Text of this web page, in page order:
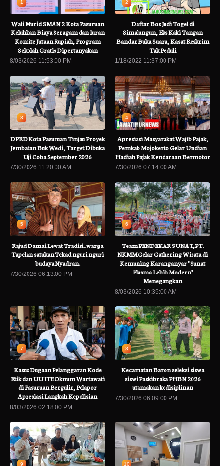
1
Wali Murid SMAN 2 Kota Pasuruan
Keluhkan Biaya Seragam dan Iuran
Komite Jutaan Rupiah, Program
Sekolah Gratis Dipertanyakan
8/03/2026 11:53:00 PM
2
Daftar Bos Judi Togel di
Simalungun, Eks Kaki Tangan
Bandar Buka Suara, Kasat Reskrim
Tak Peduli
1/18/2022 11:37:00 PM
3
DPRD Kota Pasuruan Tinjau Proyek
Jembatan Buk Wedi, Target Dibuka
Uji Coba September 2026
7/30/2026 11:20:00 AM
4
Apresiasi Masyarakat Wajib Pajak,
Pemkab Mojokerto Gelar Undian
Hadiah Pajak Kendaraan Bermotor
7/30/2026 07:14:00 AM
5
Rajud Damai Lewat Tradisi..warga
Tapelan satukan Tekad nguri nguri
budaya Nyadran.
7/30/2026 06:13:00 PM
6
Team PENDEKAR SUNAT,PT.
NKMM Gelar Gathering Wisata di
Kemuning Karanganyar " Sunat
Plasma Lebih Modern"
Menegangkan
8/03/2026 10:35:00 AM
7
Kasus Dugaan Pelanggaran Kode
Etik dan UU ITE Oknum Wartawati
di Pasuruan Bergulir, Pelapor
Apresiasi Langkah Kepolisian
8/03/2026 02:18:00 PM
8
Kecamatan Baron seleksi siswa
siswi Paskibraka PHBN 2026
utamakan kedisiplinan
7/30/2026 06:09:00 PM
9 10